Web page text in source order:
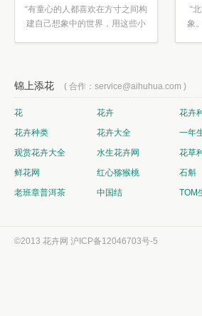
“有童心的人都喜欢在方寸之间构
建自己想象中的世界，用这些小
“
象
锦上添花 ( 合作：service@aihuhua.com )
花 花卉 花卉
花卉种类
花卉大全 一年
观赏花卉大全
水生花卉网 花草
鲜花网
红心猕猴桃 石斛
老班章普洱茶
中国结 TOM
©2013 花卉网 沪ICP备12046703号-5